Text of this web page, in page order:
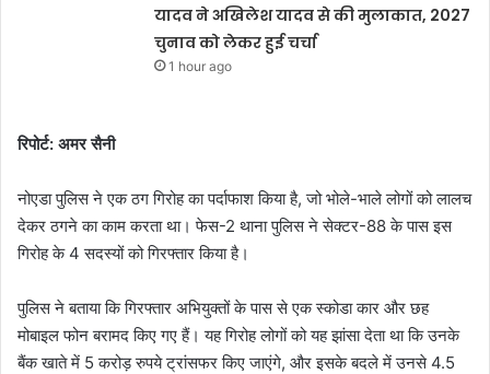
यादव ने अखिलेश यादव से की मुलाकात, 2027
चुनाव को लेकर हुई चर्चा
1 hour ago
रिपोर्ट: अमर सैनी
नोएडा पुलिस ने एक ठग गिरोह का पर्दाफाश किया है, जो भोले-भाले लोगों को लालच
देकर ठगने का काम करता था। फेस-2 थाना पुलिस ने सेक्टर-88 के पास इस
गिरोह के 4 सदस्यों को गिरफ्तार किया है।
पुलिस ने बताया कि गिरफ्तार अभियुक्तों के पास से एक स्कोडा कार और छह
मोबाइल फोन बरामद किए गए हैं। यह गिरोह लोगों को यह झांसा देता था कि उनके
बैंक खाते में 5 करोड़ रुपये ट्रांसफर किए जाएंगे, और इसके बदले में उनसे 4.5